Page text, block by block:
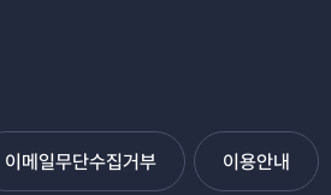
이메일무단수집거부 이용안내